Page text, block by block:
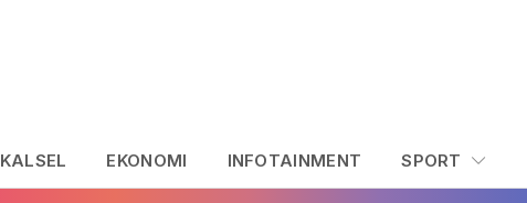
KALSEL EKONOMI INFOTAINMENT SPORT